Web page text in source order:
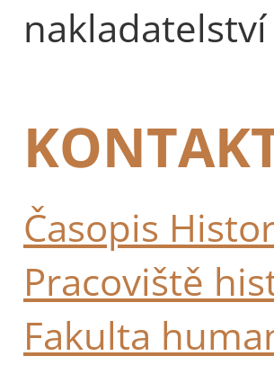
Časopis
Pracoviště
Fakulta